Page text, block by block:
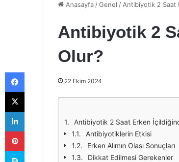
Anasayfa /Genel / Antibiyotik 2 Saat
Antibiyotik 2
Olur?
22 Ekim 2024
Antibiyotik 2 Saat Erken
Antibiyotiklerin Etkisi
Erken Alımın Olası Sonuçları
Dikkat Edilmesi Gerekenler
Facebook
X
LinkedIn
Pinterest
Skype